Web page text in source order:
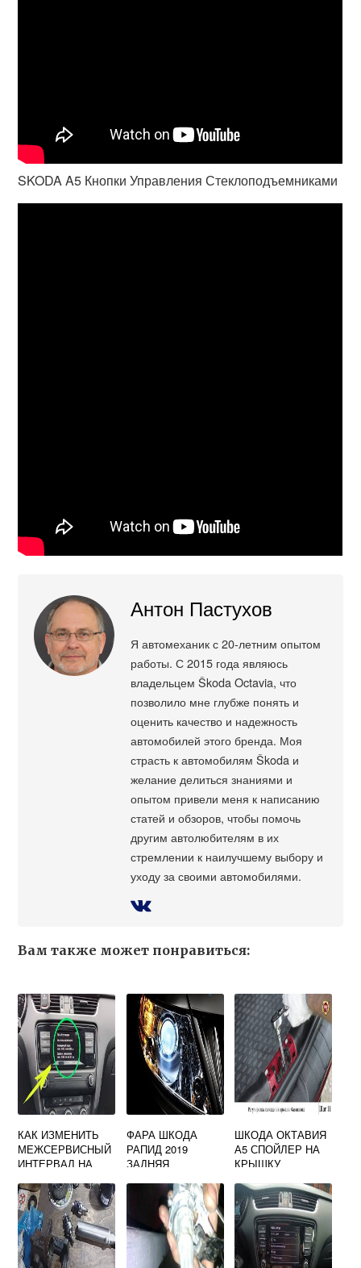
SKODA A5 Кнопки Управления Стеклоподъемниками
Антон Пастухов
Я автомеханик с 20-летним опытом
работы. С 2015 года являюсь
владельцем Škoda Octavia, что
позволило мне глубже понять и
оценить качество и надежность
автомобилей этого бренда. Моя
страсть к автомобилям Škoda и
желание делиться знаниями и
опытом привели меня к написанию
статей и обзоров, чтобы помочь
другим автолюбителям в их
стремлении к наилучшему выбору и
уходу за своими автомобилями.
Вам также может понравиться:
КАК ИЗМЕНИТЬ
МЕЖСЕРВИСНЫЙ
ИНТЕРВАЛ НА
A7
ФАРА ШКОДА
РАПИД 2019
ЗАДНЯЯ
ШКОДА ОКТАВИЯ
А5 СПОЙЛЕР НА
КРЫШКУ